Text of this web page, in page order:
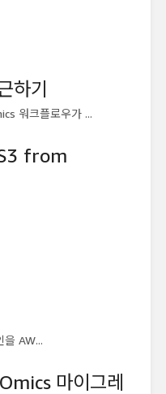
하기
워크플로우가 ...
from
AW...
마이그레